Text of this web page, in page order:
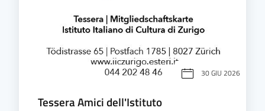
30 GIU 2026
Tessera Amici dell'Istituto